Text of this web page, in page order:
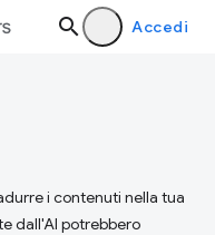
Accedi
i contenuti nella tua
dall'AI potrebbero